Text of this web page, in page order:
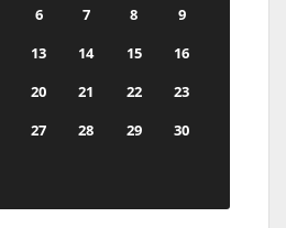
6 7 8
9
13 14 15
16
20 21 22
23
27 28 29
30